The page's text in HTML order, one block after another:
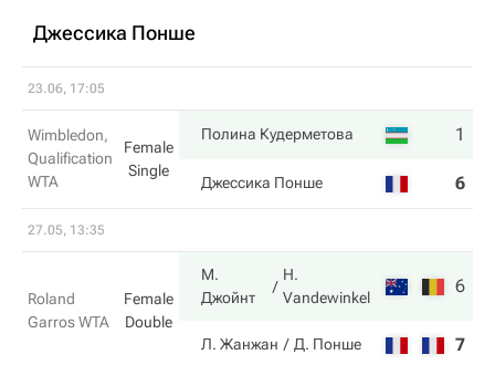
Джессика Понше
23.06, 17:05
Wimbledon,
Qualification
WTA
Female
Single
Полина Кудерметова 1
Джессика Понше 6
27.05, 13:35
Roland
Garros WTA
Female
Double
М.
Джойнт
H.
Vandewinkel
6
Л. Жанжан Д. Понше 7